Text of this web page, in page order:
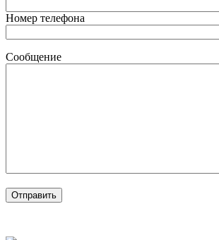
Номер телефона
Сообщение